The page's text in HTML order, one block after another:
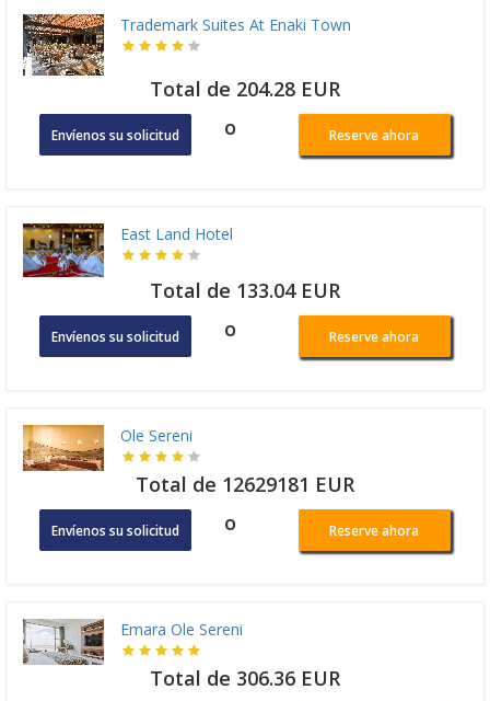
Trademark Suites At Enaki Town
Total de 204.28 EUR
Envíenos su solicitud o Reserve ahora
East Land Hotel
Total de 133.04 EUR
Envíenos su solicitud o Reserve ahora
Ole Sereni
Total de 12629181 EUR
Envíenos su solicitud o Reserve ahora
Emara Ole Sereni
Total de 306.36 EUR